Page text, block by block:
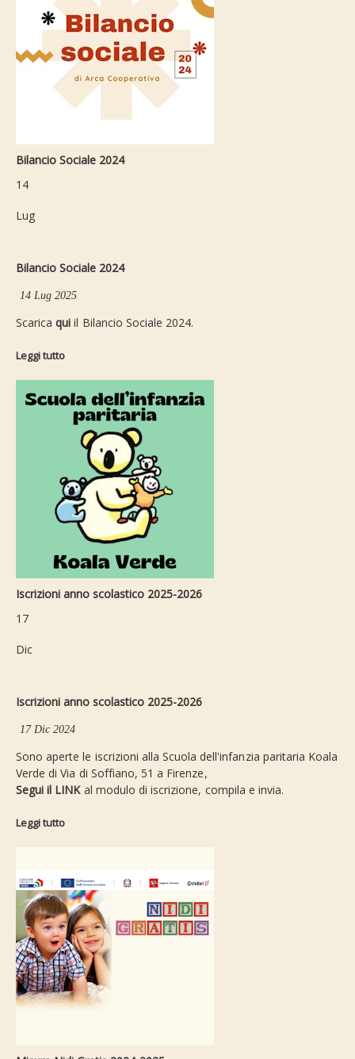
Bilancio Sociale 2024
14
Lug
Bilancio Sociale 2024
14 Lug 2025
Scaricaqui il Bilancio Sociale 2024.
Leggi tutto
Iscrizioni anno scolastico 2025-2026
17
Dic
Iscrizioni anno scolastico 2025-2026
17 Dic 2024
Sono aperte le iscrizioni alla Scuola dell'infanzia paritaria Koala
Verde di Via di Soffiano, 51 a Firenze,
Segui il LINK al modulo di iscrizione, compila e invia.
Leggi tutto